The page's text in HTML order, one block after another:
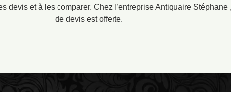
devis et à les comparer. Chez l’entreprise Antiquaire Stéphane
de devis est offerte.